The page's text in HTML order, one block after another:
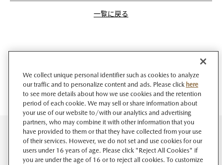
一覧に戻る
We collect unique personal identifier such as cookies to analyze
our traffic and to personalize content and ads. Please click here
to see more details about how we use cookies and the retention
period of each cookie. We may sell or share information about
your use of our website to/with our analytics and advertising
partners, who may combine it with other information that you
have provided to them or that they have collected from your use
of their services. However, we do not set and use cookies for our
users under 16 years of age. Please click "Reject All Cookies" if
you are under the age of 16 or to reject all cookies. To customize